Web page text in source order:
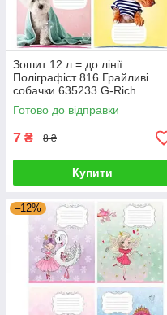
Зошит 12 л = до лінії
Поліграфіст 816 Грайливі
собачки 635233 G-Rich
Готово до відправки
7 ₴ 8 ₴
Купити
–12%